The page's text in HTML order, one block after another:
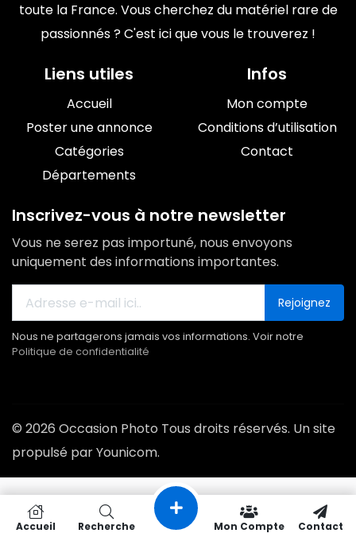
toute la France. Vous cherchez du matériel rare de
passionnés ? C'est ici que vous le trouverez !
Liens utiles
Accueil
Poster une annonce
Catégories
Départements
Infos
Mon compte
Conditions d’utilisation
Contact
Inscrivez-vous à notre newsletter
Vous ne serez pas importuné, nous envoyons
uniquement des informations importantes.
Rejoignez
Nous ne partagerons jamais vos informations. Voir notre
Politique de confidentialité
© 2026 Occasion Photo Tous droits réservés. Un site
propulsé par Younicom.
Accueil Recherche Mon Compte Contact